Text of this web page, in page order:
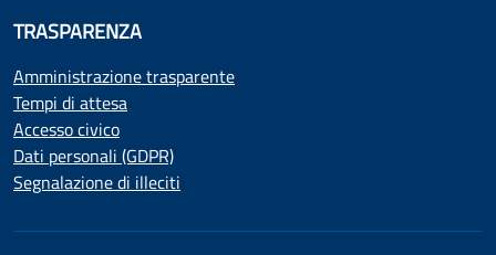
TRASPARENZA
Amministrazione trasparente
Tempi di attesa
Accesso civico
Dati personali (GDPR)
Segnalazione di illeciti